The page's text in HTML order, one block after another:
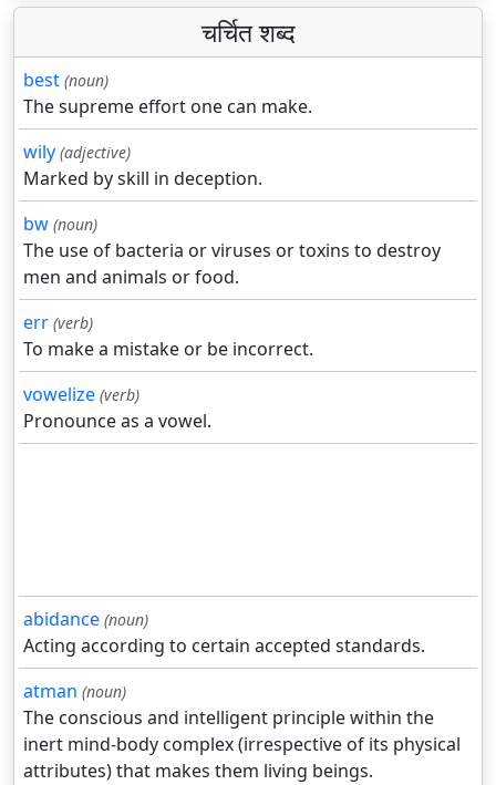
चर्चित शब्द
best (noun)
The supreme effort one can make.
wily (adjective)
Marked by skill in deception.
bw (noun)
The use of bacteria or viruses or toxins to destroy
men and animals or food.
err (verb)
To make a mistake or be incorrect.
vowelize (verb)
Pronounce as a vowel.
abidance (noun)
Acting according to certain accepted standards.
atman (noun)
The conscious and intelligent principle within the
inert mind-body complex (irrespective of its physical
attributes) that makes them living beings.